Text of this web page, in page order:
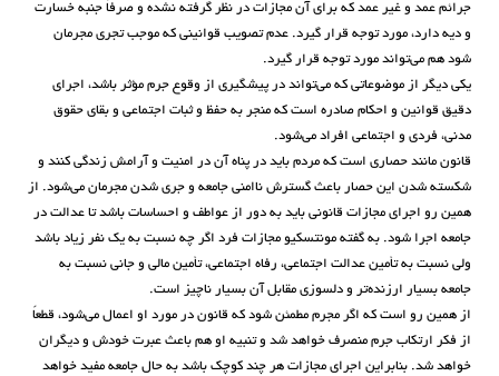
جرائم عمد و غیر عمد که برای آن مجازات در نظر گرفته نشده و صرفاً جنبه خسارت
و دیه دارد، مورد توجه قرار گیرد. عدم تصویب قوانینی که موجب تجری مجرمان
شود هم می‌تواند مورد توجه قرار گیرد.
یکی دیگر از موضوعاتی که می‌تواند در پیشگیری از وقوع جرم مؤثر باشد، اجرای
دقیق قوانین و احکام صادره است که منجر به حفظ و ثبات اجتماعی و بقای حقوق
مدنی، فردی و اجتماعی افراد می‌شود.
قانون مانند حصاری است که مردم باید در پناه آن در امنیت و آرامش زندگی کنند و
شکسته شدن این حصار باعث گسترش ناامنی جامعه و جری شدن مجرمان می‌شود. از
همین رو اجرای مجازات قانونی باید به دور از عواطف و احساسات باشد تا عدالت در
جامعه اجرا شود. به گفته مونتسکیو مجازات فرد اگر چه نسبت به یک نفر زیاد باشد
ولی نسبت به تأمین عدالت اجتماعی، رفاه اجتماعی، تأمین مالی و جانی نسبت به
جامعه بسیار ارزنده‌تر و دلسوزی مقابل آن بسیار ناچیز است.
از همین رو است که اگر مجرم مطمئن شود که قانون در مورد او اعمال می‌شود، قطعاً
از فکر ارتکاب جرم منصرف خواهد شد و تنبیه او هم باعث عبرت خودش و دیگران
خواهد شد. بنابراین اجرای مجازات هر چند کوچک باشد به حال جامعه مفید خواهد